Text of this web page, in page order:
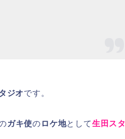
ジオです。
ガキ使の ロケ地として生田スタ